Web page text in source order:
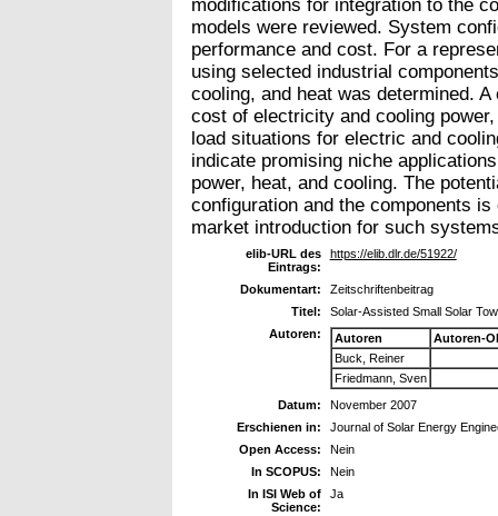
modifications for integration to the
models were reviewed. System
performance and cost. For a
using selected industrial
cooling, and heat was determined.
cost of electricity and cooling
load situations for electric and
indicate promising niche
power, heat, and cooling. The
configuration and the components
market introduction for such
elib-URL des
Eintrags:
https://elib.dlr.de/51922/
Dokumentart:
Zeitschriftenbeitrag
Titel:
Solar-Assisted Small Solar
Autoren:
Autoren
Autoren-
Buck, Reiner
Friedmann, Sven
Datum:
November 2007
Erschienen in:
Journal of Solar Energy
Open Access:
Nein
In SCOPUS:
Nein
In ISI Web of
Science:
Ja